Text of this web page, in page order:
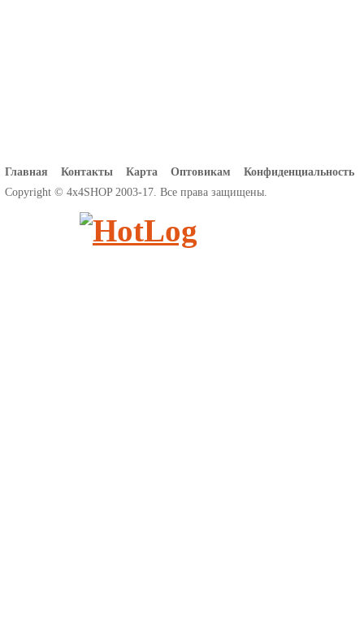
Главная Контакты Карта Оптовикам
Конфиденциальность
Copyright © 4x4SHOP 2003-17. Все права защищены.